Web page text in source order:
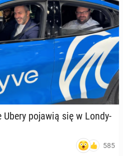
Ubery pojawią się w Lon­dy­
585